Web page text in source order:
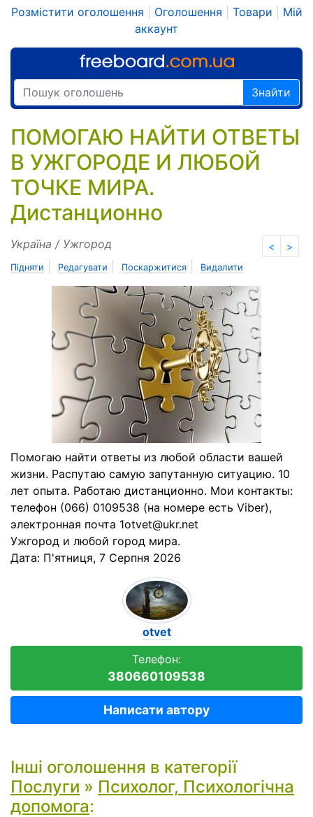
Розмістити оголошення Оголошення Товари
Мій
аккаунт
Знайти
ПОМОГАЮ НАЙТИ ОТВЕТЫ
В УЖГОРОДЕ И ЛЮБОЙ
ТОЧКЕ МИРА.
Дистанционно
< >
Україна / Ужгород
Підняти Редагувати Поскаржитися Видалити
Помогаю найти ответы из любой области вашей
жизни. Распутаю самую запутанную ситуацию. 10
лет опыта. Работаю дистанционно. Мои контакты:
телефон (066) 0109538 (на номере есть Viber),
электронная почта 1otvet@ukr.net
Ужгород и любой город мира.
Дата: П'ятниця, 7 Серпня 2026
otvet
Телефон:
380660109538
Написати автору
Інші оголошення в категорії
Послуги » Психолог, Психологічна
допомога: